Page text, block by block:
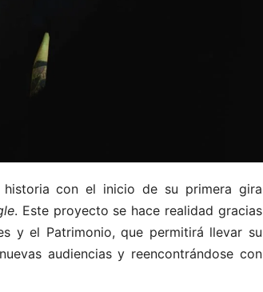
con el inicio de su primera gira
. Este proyecto se hace realidad gracias
y el Patrimonio, que permitirá llevar su
audiencias y reencontrándose con